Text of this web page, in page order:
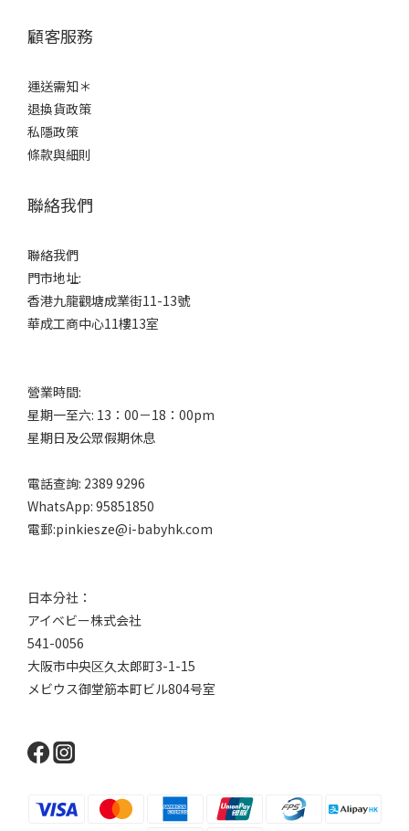
顧客服務
運送需知＊
退換貨政策
私隱政策
條款與細則
聯絡我們
聯絡我們
門市地址:
香港九龍觀塘成業街11-13號
華成工商中心11樓13室
營業時間:
星期一至六: 13：00－18：00pm
星期日及公眾假期休息
電話查詢: 2389 9296
WhatsApp: 95851850
電郵:pinkiesze@i-babyhk.com
日本分社：
アイベビー株式会社
541-0056
大阪市中央区久太郎町3-1-15
メビウス御堂筋本町ビル804号室